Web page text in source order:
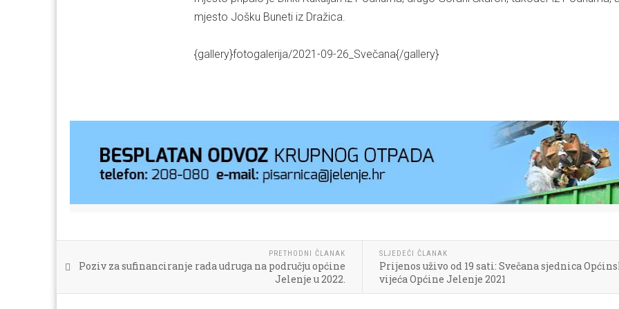
mjesto Jošku Buneti iz Dražica.
{gallery}fotogalerija/2021-09-26_Svečana{/gallery}
PRETHODNI ČLANAK
Poziv za sufinanciranje rada udruga na području općine
Jelenje u 2022.
SLJEDEĆI ČLANAK
Prijenos uživo od 19 sati: Svečana sjednica
vijeća Općine Jelenje 2021